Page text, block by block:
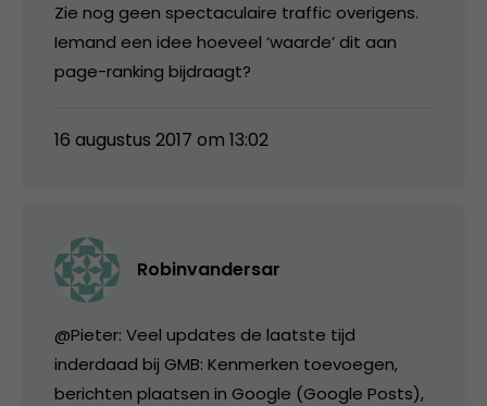
Zie nog geen spectaculaire traffic overigens.
Iemand een idee hoeveel ‘waarde’ dit aan
page-ranking bijdraagt?
16 augustus 2017 om 13:02
Robinvandersar
@Pieter: Veel updates de laatste tijd
inderdaad bij GMB: Kenmerken toevoegen,
berichten plaatsen in Google (Google Posts),